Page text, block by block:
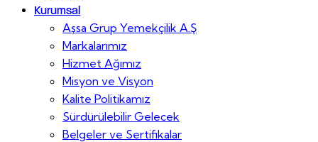
Kurumsal
Aşsa Grup Yemekçilik A.Ş
Markalarımız
Hizmet Ağımız
Misyon ve Visyon
Kalite Politikamız
Sürdürülebilir Gelecek
Belgeler ve Sertifikalar